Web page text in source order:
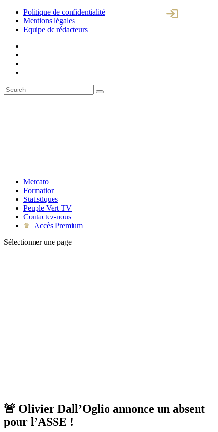
Politique de confidentialité
Mentions légales
Equipe de rédacteurs
Mercato
Formation
Statistiques
Peuple Vert TV
Contactez-nous
♛
Accès Premium
Sélectionner une page
🚨 Olivier Dall’Oglio annonce un absent
pour l’ASSE !